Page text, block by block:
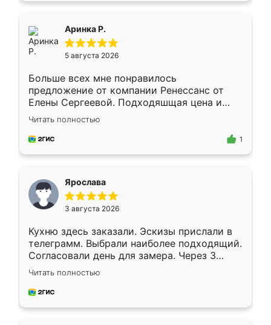
Аринка Р.
5 августа 2026
Больше всех мне понравилось
предложение от компании Ренессанс от
Елены Сергеевой. Подходяшщая цена и
короткие сроки изготовления. Приехавший
для замера сотрудник Владислав
предложил по моему эскизу самый
Читать полностью
1
Ярослава
3 августа 2026
Кухню здесь заказали. Эскизы прислали в
телеграмм. Выбрали наиболее подходящий.
Согласовали день для замера. Через 3
недели кухня была уже готова. Остались
довольны работой. Спасибо Ренессанс
мебель за качественную работу!
Читать полностью